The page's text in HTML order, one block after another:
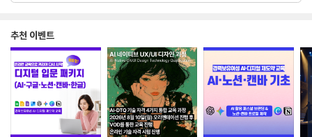
%홈페이지 :
http://42maru.ai
%유튜브 :
http://bitly.kr/q41mBgzaasL
추천 이벤트